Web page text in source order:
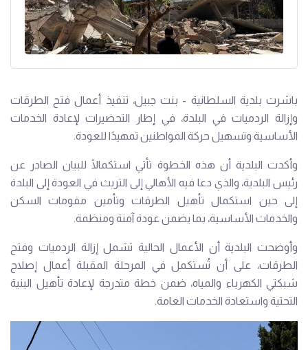
باشرت بلدية السلطانية - بنت جبيل، تنفيذ أعمال فتح الطرقات
وإزالة الردميات في البلدة، في إطار التحضيرات لإعادة الخدمات
الأساسية وتسهيل حركة المواطنين تمهيدًا للعودة.
وأكدت البلدية أن هذه الخطوة تأتي استكمالًا للبيان الصادر عن
رئيس البلدية، والذي دعا فيه الأهالي إلى التريث في العودة إلى البلدة
إلى حين استكمال تأهيل الطرقات وتأمين مقومات السكن
والخدمات الأساسية، بما يضمن عودة آمنة ومنظمة.
وأوضحت البلدية أن الأعمال الحالية تشمل إزالة الردميات وفتح
الطرقات، على أن تُستكمل في المرحلة المقبلة أعمال إصلاح
شبكتي الكهرباء والمياه، ضمن خطة متدرجة لإعادة تأهيل البنية
التحتية واستعادة الخدمات العامة.